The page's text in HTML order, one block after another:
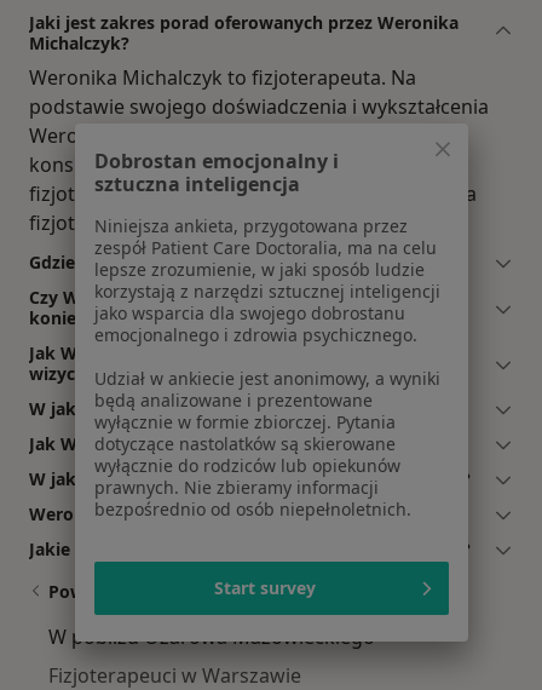
Jaki jest zakres porad oferowanych przez Weronika
Michalczyk?
Weronika Michalczyk to fizjoterapeuta. Na
podstawie swojego doświadczenia i wykształcenia
Weronika Michalczyk oferuje usługi takie jak:
konsultacja fizjoterapeutyczna, konsultacja
fizjoterapeutyczna (pierwsza wizyta), konsultacja
fizjoterapeutyczna (kolejna wizyta).
Gdzie Weronika Michalczyk ma swój gabinet?
Czy Weronika Michalczyk przyjmuje online, bez
konieczności pojawiania się w placówce?
Jak Weronika Michalczyk akceptuje płatności po
wizycie?
W jakich językach konsultuje Weronika Michalczyk?
Jak Weronika Michalczyk umawia wizyty?
W jakich godzinach przyjmuje Weronika Michalczyk?
Weronika Michalczyk: co mówią pacjenci?
Jakie ubezpieczenia akceptuje Weronika Michalczyk?
Powiązane wyszukiwania
W pobliżu Ożarowa Mazowieckiego
Fizjoterapeuci w Warszawie
Dobrostan emocjonalny i
sztuczna inteligencja
Niniejsza ankieta, przygotowana przez
zespół Patient Care Doctoralia, ma na celu
lepsze zrozumienie, w jaki sposób ludzie
korzystają z narzędzi sztucznej inteligencji
jako wsparcia dla swojego dobrostanu
emocjonalnego i zdrowia psychicznego.
Udział w ankiecie jest anonimowy, a wyniki
będą analizowane i prezentowane
wyłącznie w formie zbiorczej. Pytania
dotyczące nastolatków są skierowane
wyłącznie do rodziców lub opiekunów
prawnych. Nie zbieramy informacji
bezpośrednio od osób niepełnoletnich.
Start survey